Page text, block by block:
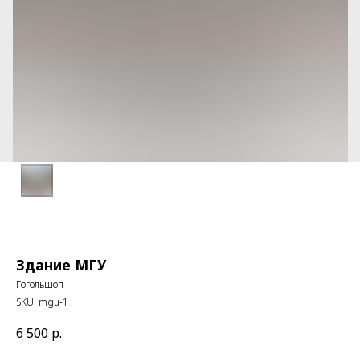
Здание МГУ
Гогольшоп
SKU: mgu-1
6 500 р.